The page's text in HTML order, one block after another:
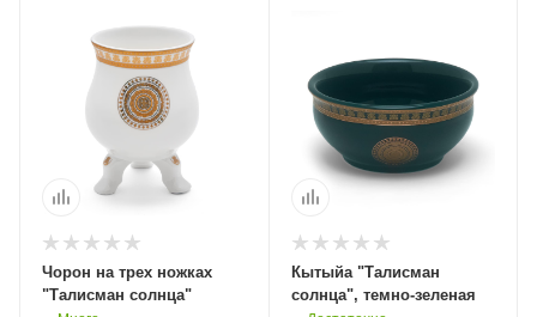
Чорон на трех ножках
"Талисман солнца"
Кытыйа "Талисман
солнца", темно-зеленая